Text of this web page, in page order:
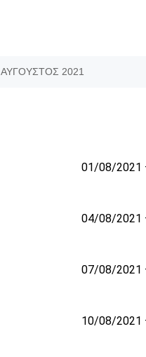
ΑΥΓΟΥΣΤΟΣ 2021
01/08/2021
04/08/2021
07/08/2021
10/08/2021